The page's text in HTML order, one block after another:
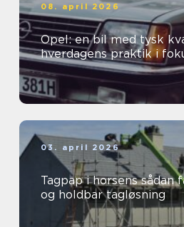
08. april 2026
Opel: en bil med tysk
hverdagens praktik i
03. april 2026
Tagpap i horsens sådan får du en stærk
og holdbar tagløsning